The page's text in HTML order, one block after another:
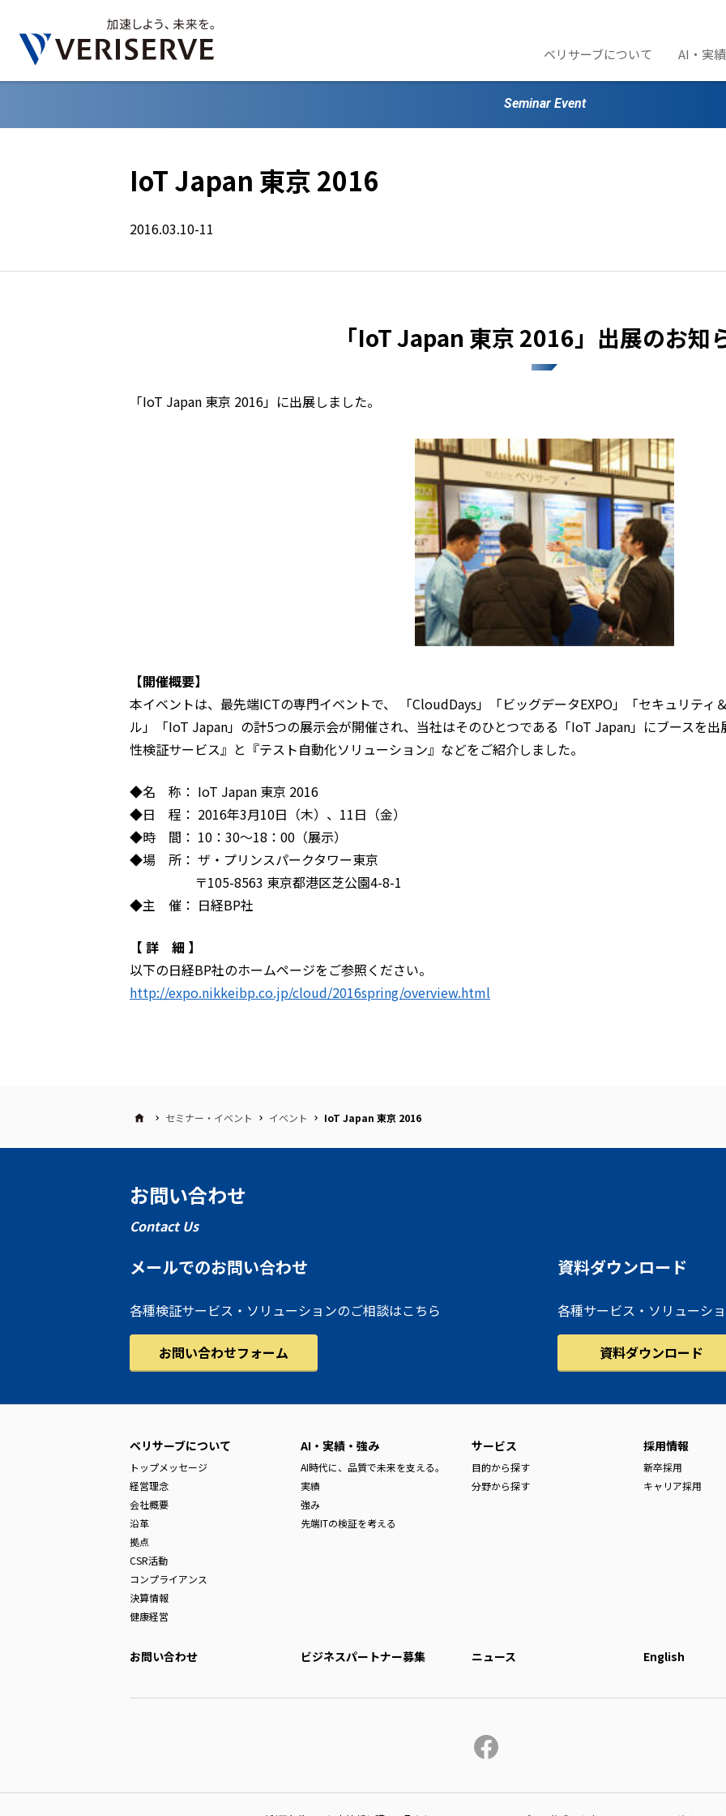
ベリサーブについて AI・実
Seminar Event
IoT Japan 東京 2016
2016.03.10-11
「IoT Japan 東京 2016」出展のお知
「IoT Japan 東京 2016」に出展しました。
【開催概要】
本イベントは、最先端ICTの専門イベントで、 「CloudDays」「ビッグデータEXPO」「セキュリティ
ル」「IoT Japan」の計5つの展示会が開催され、当社はそのひとつである「IoT Japan」にブースを
性検証サービス』と『テスト自動化ソリューション』などをご紹介しました。
◆名 称： IoT Japan 東京 2016
◆日 程： 2016年3月10日（木）、11日（金）
◆時 間： 10：30～18：00（展示）
◆場 所： ザ・プリンスパークタワー東京
〒105-8563 東京都港区芝公園4-8-1
◆主 催： 日経BP社
【 詳 細 】
以下の日経BP社のホームページをご参照ください。
http://expo.nikkeibp.co.jp/cloud/2016spring/overview.html
セミナー・イベント イベント IoT Japan 東京 2016
お問い合わせ
Contact Us
メールでのお問い合わせ
各種検証サービス・ソリューションのご相談はこちら
お問い合わせフォーム
資料ダウンロード
各種サービス・ソリューシ
資料ダウンロード
ベリサーブについて
トップメッセージ
経営理念
会社概要
沿革
拠点
CSR活動
コンプライアンス
決算情報
健康経営
AI・実績・強み
AI時代に、品質で未来を支える。
実績
強み
先端ITの検証を考える
サービス
目的から探す
分野から探す
採用情報
新卒採用
キャリア採用
お問い合わせ ビジネスパートナー募集 ニュース English